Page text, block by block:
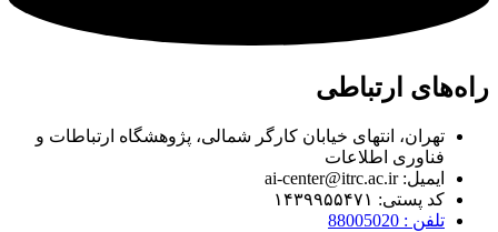
راه‌های ارتباطی
تهران، انتهای خیابان کارگر شمالی، پژوهشگاه ارتباطات و
فناوری اطلاعات
ایمیل: ai-center@itrc.ac.ir
کد پستی: ۱۴۳۹۹۵۵۴۷۱
تلفن : 88005020